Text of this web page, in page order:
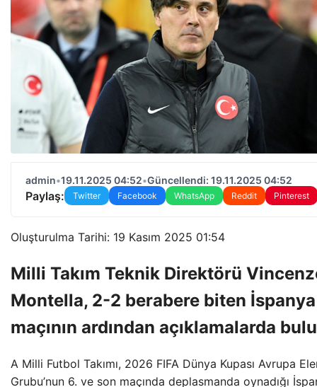
admin•19.11.2025 04:52•Güncellendi: 19.11.2025 04:52
Paylaş: Twitter Facebook WhatsApp Reddit Pinterest
Oluşturulma Tarihi: 19 Kasım 2025 01:54
Milli Takım Teknik Direktörü
Montella, 2-2 berabere biten İspanya
maçının ardından açıklamalarda
A Milli Futbol Takımı, 2026 FIFA Dünya Kupası Avrupa
Grubu’nun 6. ve son maçında deplasmanda oynadığı